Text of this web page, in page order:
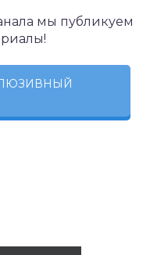
мы публикуем